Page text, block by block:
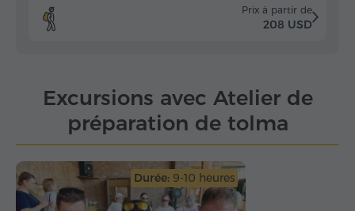
Prix à partir de
208 USD
Excursions avec Atelier de
préparation de tolma
Durée: 9-10 heures